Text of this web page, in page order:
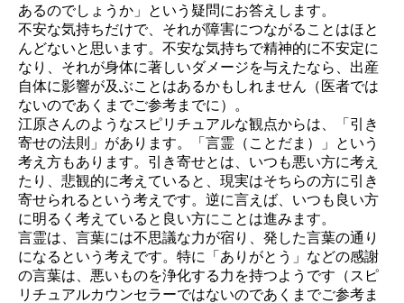
あるのでしょうか」という疑問にお答えします。
不安な気持ちだけで、それが障害につながることはほと
んどないと思います。不安な気持ちで精神的に不安定に
なり、それが身体に著しいダメージを与えたなら、出産
自体に影響が及ぶことはあるかもしれません（医者では
ないのであくまでご参考までに）。
江原さんのようなスピリチュアルな観点からは、「引き
寄せの法則」があります。「言霊（ことだま）」という
考え方もあります。引き寄せとは、いつも悪い方に考え
たり、悲観的に考えていると、現実はそちらの方に引き
寄せられるという考えです。逆に言えば、いつも良い方
に明るく考えていると良い方にことは進みます。
言霊は、言葉には不思議な力が宿り、発した言葉の通り
になるという考えです。特に「ありがとう」などの感謝
の言葉は、悪いものを浄化する力を持つようです（スピ
リチュアルカウンセラーではないのであくまでご参考ま